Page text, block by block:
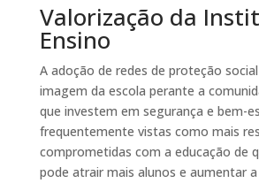
Valorização da
Ensino
A adoção de redes de proteção
imagem da escola perante a
que investem em segurança e bem-
frequentemente vistas como mais
comprometidas com a educação de
pode atrair mais alunos e aumentar